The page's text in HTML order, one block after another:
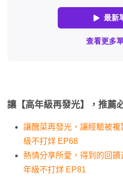
讓【高年級再發光】，推薦
讓醜菜再發光，讓經驗被
級不打烊 EP68
熱情分享所愛，得到的回
年級不打烊 EP81